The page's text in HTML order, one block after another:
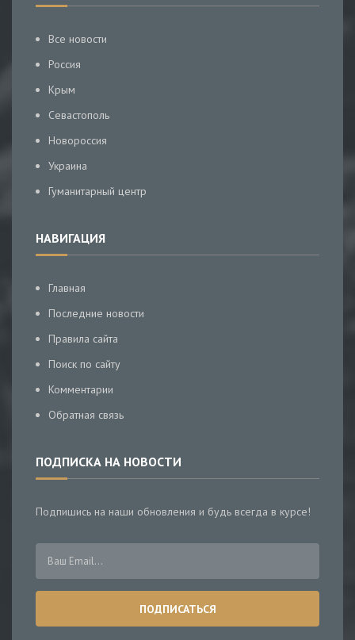
Все новости
Россия
Крым
Севастополь
Новороссия
Украина
Гуманитарный центр
НАВИГАЦИЯ
Главная
Последние новости
Правила сайта
Поиск по сайту
Комментарии
Обратная связь
ПОДПИСКА НА НОВОСТИ
Подпишись на наши обновления и будь всегда в курсе!